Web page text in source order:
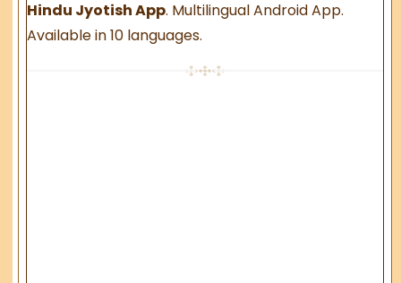
Hindu Jyotish App. Multilingual Android App.
Available in 10 languages.